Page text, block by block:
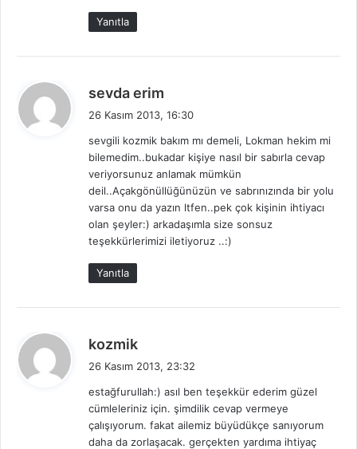
Yanıtla
sevda erim
i
k
i
26 Kasım 2013, 16:30
sevgili kozmik bakım mı demeli, Lokman hekim mi
bilemedim..bukadar kişiye nasıl bir sabırla cevap
veriyorsunuz anlamak mümkün
deil..Açakgönüllüğünüzün ve sabrınızında bir yolu
varsa onu da yazın ltfen..pek çok kişinin ihtiyacı
olan şeyler:) arkadaşımla size sonsuz
teşekkürlerimizi iletiyoruz ..:)
Yanıtla
kozmik
i
k
i
26 Kasım 2013, 23:32
estağfurullah:) asıl ben teşekkür ederim güzel
cümleleriniz için. şimdilik cevap vermeye
çalışıyorum. fakat ailemiz büyüdükçe sanıyorum
daha da zorlaşacak. gerçekten yardıma ihtiyaç